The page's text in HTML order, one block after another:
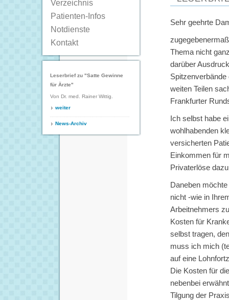
Verzeichnis
Patienten-Infos
Notdienste
Kontakt
Leserbrief zu "Satte Gewinne
für Ärzte"
Von Dr. med. Rainer Wittig.
weiter
News-Archiv
Sehr geehrte
Thema nicht
darüber
weiten Teilen
Frankfurter
Ich selbst habe
wohlhabenden
versicherten
Einkommen für
Privaterlöse
Daneben
nicht -wie in
Arbeitnehmers
Kosten für
selbst tragen,
muss ich mich
auf eine
Die Kosten für
nebenbei
Tilgung der